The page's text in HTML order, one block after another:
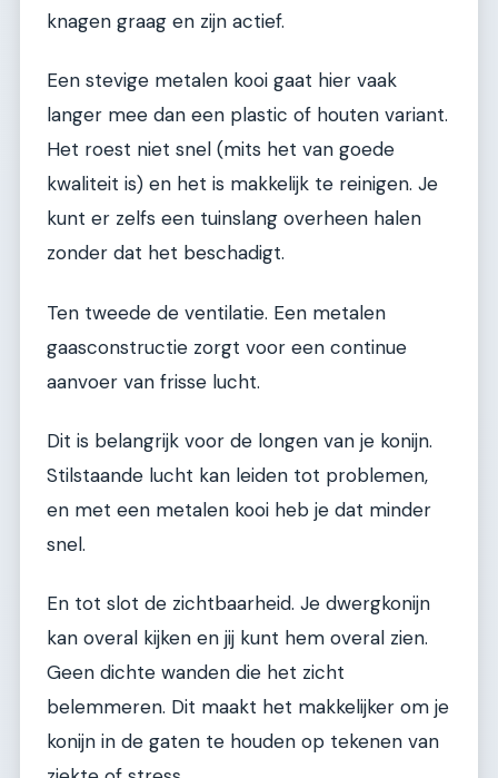
knagen graag en zijn actief.
Een stevige metalen kooi gaat hier vaak
langer mee dan een plastic of houten variant.
Het roest niet snel (mits het van goede
kwaliteit is) en het is makkelijk te reinigen. Je
kunt er zelfs een tuinslang overheen halen
zonder dat het beschadigt.
Ten tweede de ventilatie. Een metalen
gaasconstructie zorgt voor een continue
aanvoer van frisse lucht.
Dit is belangrijk voor de longen van je konijn.
Stilstaande lucht kan leiden tot problemen,
en met een metalen kooi heb je dat minder
snel.
En tot slot de zichtbaarheid. Je dwergkonijn
kan overal kijken en jij kunt hem overal zien.
Geen dichte wanden die het zicht
belemmeren. Dit maakt het makkelijker om je
konijn in de gaten te houden op tekenen van